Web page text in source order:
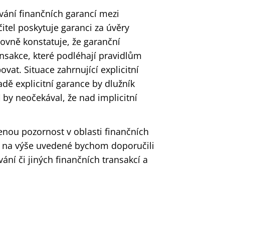
finančních garancí mezi
poskytuje garanci za úvěry
konstatuje, že garanční
které podléhají pravidlům
Situace zahrnující explicitní
explicitní garance by dlužník
neočekával, že nad implicitní
pozornost v oblasti finančních
výše uvedené bychom doporučili
či jiných finančních transakcí a